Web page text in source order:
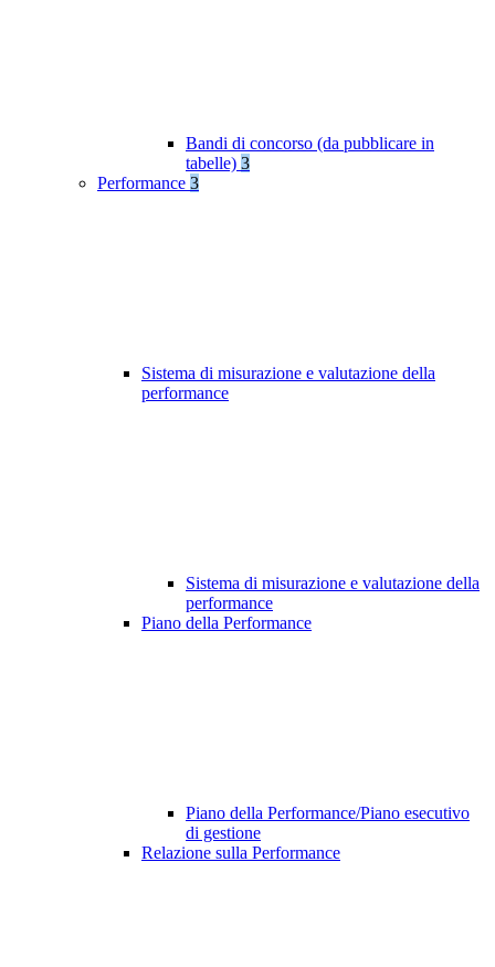
Bandi di concorso (da pubblicare in
tabelle) 3
Performance 3
Sistema di misurazione e valutazione della
performance
Sistema di misurazione e valutazione della
performance
Piano della Performance
Piano della Performance/Piano esecutivo
di gestione
Relazione sulla Performance